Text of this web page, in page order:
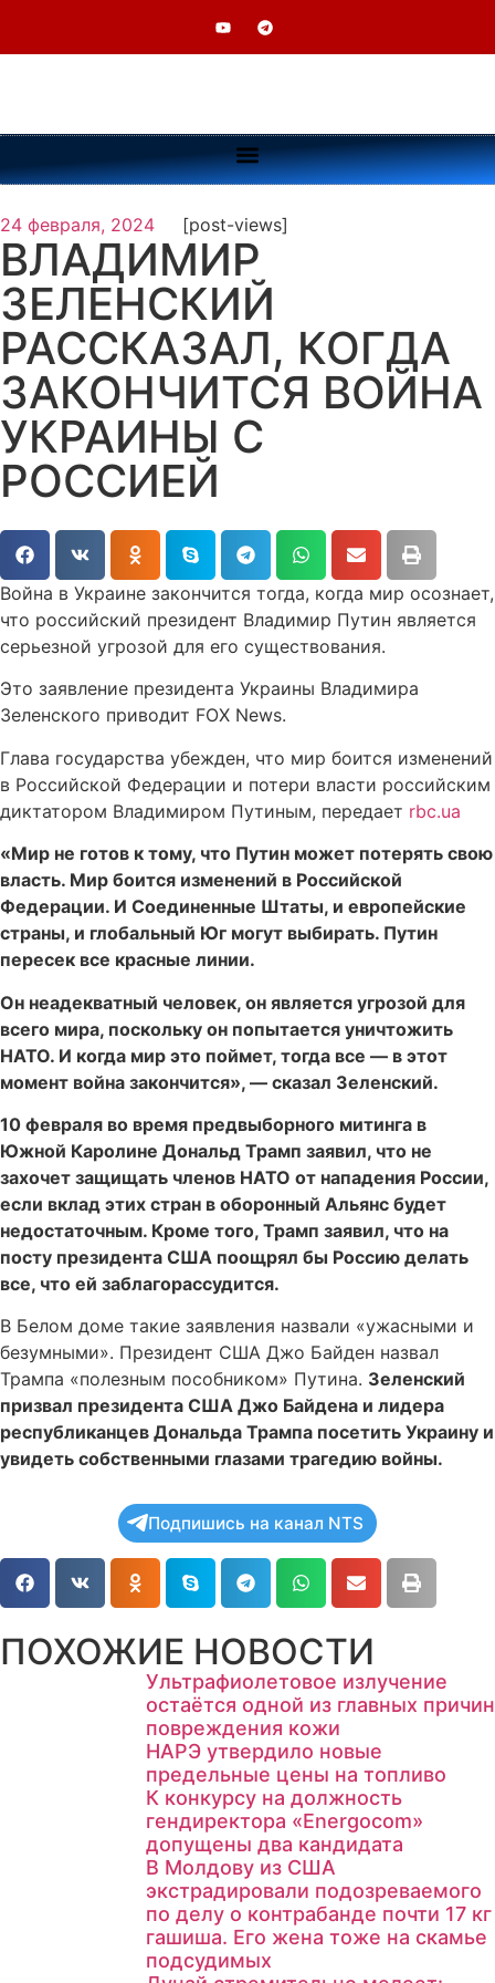
24 февраля, 2024 [post-views]
ВЛАДИМИР
ЗЕЛЕНСКИЙ
РАССКАЗАЛ, КОГДА
ЗАКОНЧИТСЯ ВОЙНА
УКРАИНЫ С
РОССИЕЙ
Война в Украине закончится тогда, когда мир осознает,
что российский президент Владимир Путин является
серьезной угрозой для его существования.
Это заявление президента Украины Владимира
Зеленского приводит FOX News.
Глава государства убежден, что мир боится изменений
в Российской Федерации и потери власти российским
диктатором Владимиром Путиным, передает rbc.ua
«Мир не готов к тому, что Путин может потерять свою
власть. Мир боится изменений в Российской
Федерации. И Соединенные Штаты, и европейские
страны, и глобальный Юг могут выбирать. Путин
пересек все красные линии.
Он неадекватный человек, он является угрозой для
всего мира, поскольку он попытается уничтожить
НАТО. И когда мир это поймет, тогда все — в этот
момент война закончится», — сказал Зеленский.
10 февраля во время предвыборного митинга в
Южной Каролине Дональд Трамп заявил, что не
захочет защищать членов НАТО от нападения России,
если вклад этих стран в оборонный Альянс будет
недостаточным. Кроме того, Трамп заявил, что на
посту президента США поощрял бы Россию делать
все, что ей заблагорассудится.
В Белом доме такие заявления назвали «ужасными и
безумными». Президент США Джо Байден назвал
Трампа «полезным пособником» Путина. Зеленский
призвал президента США Джо Байдена и лидера
республиканцев Дональда Трампа посетить Украину и
увидеть собственными глазами трагедию войны.
Подпишись на канал NTS
ПОХОЖИЕ НОВОСТИ
Ультрафиолетовое излучение
остаётся одной из главных причин
повреждения кожи
НАРЭ утвердило новые
предельные цены на топливо
К конкурсу на должность
гендиректора «Energocom»
допущены два кандидата
В Молдову из США
экстрадировали подозреваемого
по делу о контрабанде почти 17 кг
гашиша. Его жена тоже на скамье
подсудимых